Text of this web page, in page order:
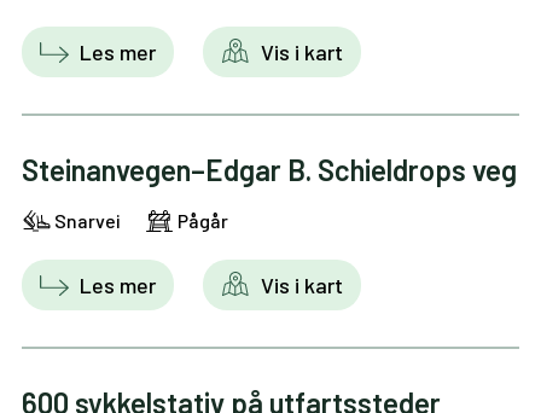
Les mer Vis i kart
Steinanvegen–Edgar B. Schieldrops veg
Snarvei Pågår
Les mer Vis i kart
600 sykkelstativ på utfartssteder